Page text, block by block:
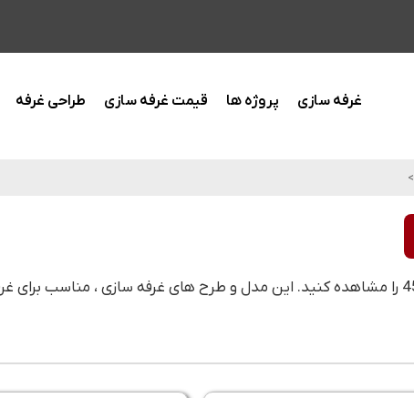
غرفه سازی پروژه ها قیمت غرفه سازی طراحی غرفه
>